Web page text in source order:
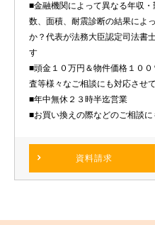
資料請求
■金融機関によって異なる年収
数、面積、耐震診断の結果によ
か？代表が法務大臣認定司法書
す
■頭金１０万円＆物件価格１０
査等様々なご相談にも対応させ
■年中無休２３時半迄営業
■お買い換えの際などのご相談に